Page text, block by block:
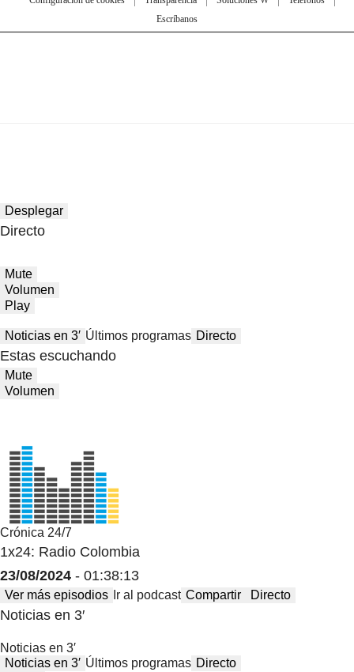
Escríbanos
Desplegar
Directo
Mute
Volumen
Play
Noticias en 3′ Últimos programas Directo
Estas escuchando
Mute
Volumen
Crónica 24/7
1x24: Radio Colombia
23/08/2024 - 01:38:13
Ver más episodios Ir al podcast Compartir Directo
Noticias en 3′
Noticias en 3′
Noticias en 3′ Últimos programas Directo